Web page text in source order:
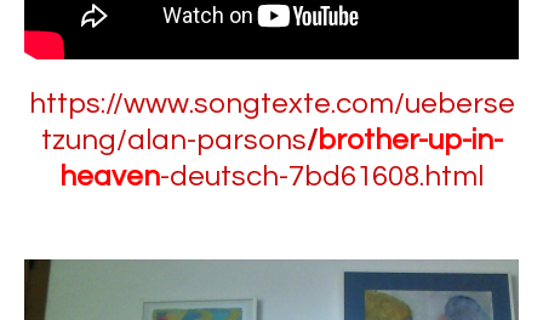
https://www.songtexte.com/ueberse
tzung/alan-parsons/brother-up-in-
heaven-deutsch-7bd61608.html